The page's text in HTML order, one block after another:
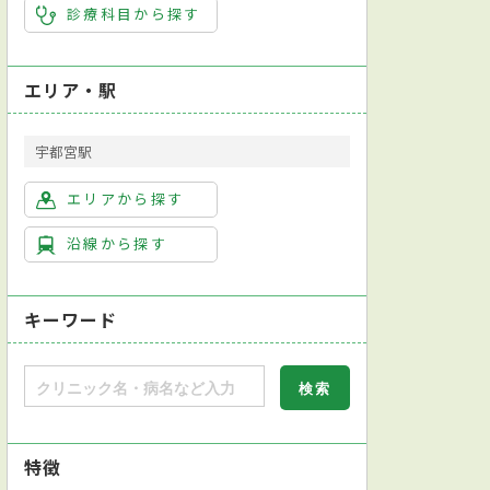
診療科目から探す
エリア・駅
宇都宮駅
エリアから探す
沿線から探す
キーワード
特徴